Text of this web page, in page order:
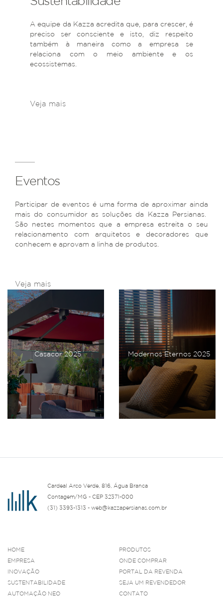
A equipe da Kazza acredita que, para crescer, é
preciso ser consciente e isto, diz respeito
também à maneira como a empresa se
relaciona com o meio ambiente e os
ecossistemas.
Veja mais
Eventos
Participar de eventos é uma forma de aproximar ainda
mais do consumidor as soluções da Kazza Persianas.
São nestes momentos que a empresa estreita o seu
relacionamento com arquitetos e decoradores que
conhecem e aprovam a linha de produtos.
Veja mais
Casacor 2025 Modernos Eternos 2025
Cardeal Arco Verde, 816, Água Branca
Contagem/MG - CEP 32371-000
(31) 3393-1313 - web@kazzapersianas.com.br
HOME
EMPRESA
INOVAÇÃO
SUSTENTABILIDADE
AUTOMAÇÃO NEO
PRODUTOS
ONDE COMPRAR
PORTAL DA REVENDA
SEJA UM REVENDEDOR
CONTATO